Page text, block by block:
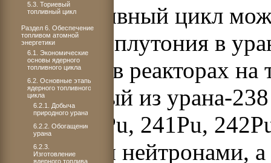
Этот топливный цикл
наработки плутония в
урана-238 в реакторах
Получаемый из урана-
Pu,24 Pu, 241Pu, 242
тепловыми нейтронами,
5.3. Ториевый
топливный цикл
Раздел 6. Обеспечение
топливом атомной
энергетики
6.1. Экономические
основы ядерного
топливного цикла
6.2. Основные этапы
ядерного топливного
цикла
6.2.1. Добыча
природного урана
6.2.2. Обогащение
урана
6.2.3.
Изготовление
ядерного топлива,